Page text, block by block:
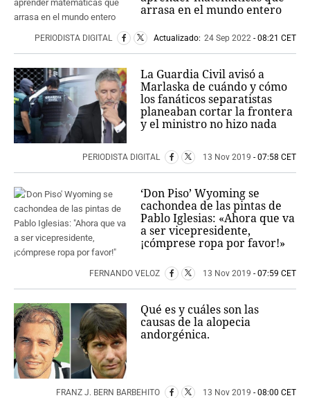
arrasa en el mundo entero
PERIODISTA DIGITAL Actualizado: 24 Sep 2022 - 08:21 CET
La Guardia Civil avisó a
Marlaska de cuándo y cómo
los fanáticos separatistas
planeaban cortar la frontera
y el ministro no hizo nada
PERIODISTA DIGITAL 13 Nov 2019 - 07:58 CET
‘Don Piso’ Wyoming se
cachondea de las pintas de
Pablo Iglesias: «Ahora que va
a ser vicepresidente,
¡cómprese ropa por favor!»
FERNANDO VELOZ 13 Nov 2019 - 07:59 CET
Qué es y cuáles son las
causas de la alopecia
andorgénica.
FRANZ J. BERN BARBEHITO 13 Nov 2019 - 08:00 CET